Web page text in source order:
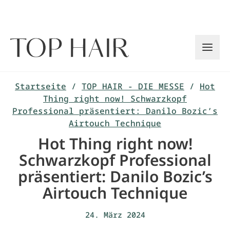
Startseite / TOP HAIR - DIE MESSE / Hot
Thing right now! Schwarzkopf
Professional präsentiert: Danilo Bozic’s
Airtouch Technique
Hot Thing right now!
Schwarzkopf Professional
präsentiert: Danilo Bozic’s
Airtouch Technique
24. März 2024